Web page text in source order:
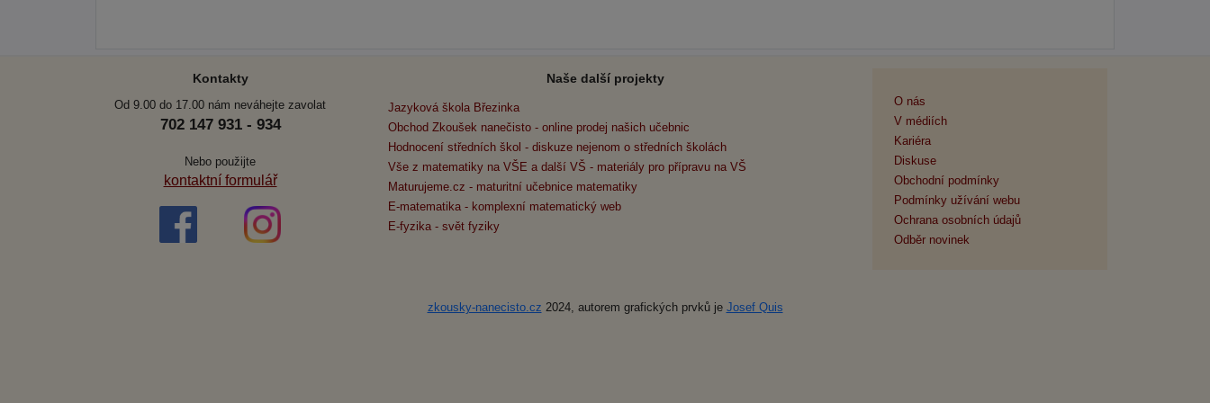
Kontakty
Od 9.00 do 17.00 nám neváhejte zavolat
702 147 931 - 934
Nebo použijte
kontaktní formulář
Naše další projekty
Jazyková škola Březinka
Obchod Zkoušek nanečisto - online prodej našich učebnic
Hodnocení středních škol - diskuze nejenom o středních školách
Vše z matematiky na VŠE a další VŠ - materiály pro přípravu na VŠ
Maturujeme.cz - maturitní učebnice matematiky
E-matematika - komplexní matematický web
E-fyzika - svět fyziky
O nás
V médiích
Kariéra
Diskuse
Obchodní podmínky
Podmínky užívání webu
Ochrana osobních údajů
Odběr novinek
zkousky-nanecisto.cz 2024, autorem grafických prvků je Josef Quis